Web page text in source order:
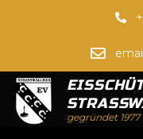
gegründet 1977